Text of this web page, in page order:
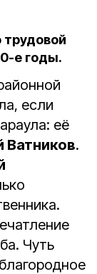
е годы.
если
её
Ватников.
Чуть